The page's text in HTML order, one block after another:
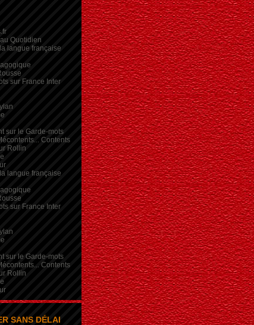
Quotidien
langue française
sur France Inter
sur le Garde-mots
Contents
Rollin
langue française
sur France Inter
sur le Garde-mots
Contents
Rollin
SANS DÉLAI